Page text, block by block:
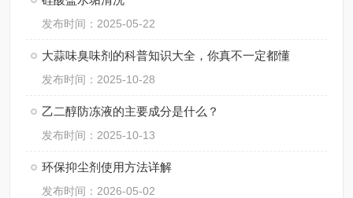
发布时间：2025-05-22
大蒜味臭味剂的科普知识大全，你真不一定都懂
发布时间：2025-10-28
乙二醇防冻液的主要成分是什么？
发布时间：2025-10-13
环保抑尘剂使用方法详解
发布时间：2026-05-02